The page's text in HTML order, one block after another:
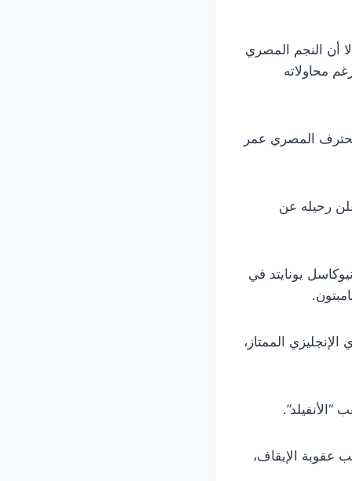
إلا أن النجم المصري
محاولاته
المصري عمر
رحيله عن
يونايتد في
الممتاز،
عقوبة الإيقاف،